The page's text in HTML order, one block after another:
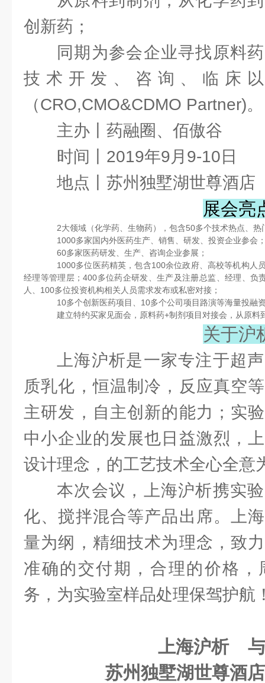
创新药；
同期为参会企业寻找原料
技术开发、咨询、临床
（CRO,CMO&CDMO Partner)。
主办丨药融圈、佰傲谷
时间丨2019年9月9-10日
地点丨苏州独墅湖世尊酒店
展会亮
2大领域（化学药、生物药），包含50多个技术热点、热
1000多家国内外医药生产、销售、研发、投资企业参会
60多家医药研发、生产、咨询企业参展；
1000多位医药精英，包含100余位政府、高校等机构人
经理等管理层；400多位药企研发、生产及注册总监、经理、负
人、100多位投资机构相关人员需求发布或私密对接；
10多个创新医药项目、10多个公司项目路演等海量投融
建立特约买家见面会，原料药+制剂项目对接会，从原
关于沪
上海沪析是一家专注于超
质乳化，恒温制冷，反应真空
主研发，自主创新的能力；实
中小企业的发展也日益激烈，
设计理念，的工艺技术全心全意
本次会议，上海沪析携实
化、搅拌混合等产品出席。上
量为纲，精细技术为理念，致
准确的交付期，合理的价格
务，为实验室样品处理保驾护航
上海沪析
苏州独墅湖世尊酒